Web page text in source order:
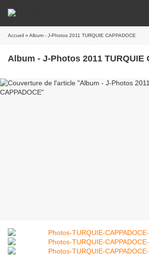
Accueil » Album - J-Photos 2011 TURQUIE CAPPADOCE
Album - J-Photos 2011 TURQUIE